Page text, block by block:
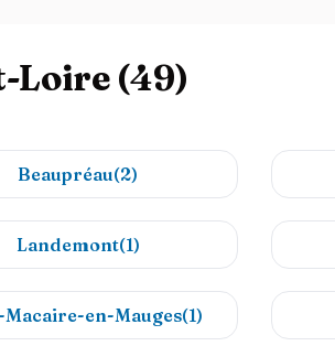
Loire (49)
Beaupréau(2)
Landemont(1)
Macaire-en-Mauges(1)